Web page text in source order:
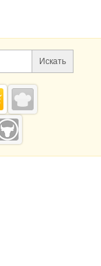
сайту и
Искать
и